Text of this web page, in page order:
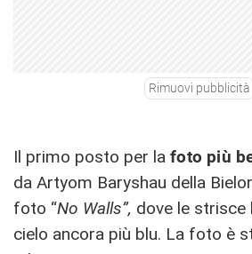
Rimuovi pubblicità
Il primo posto per la foto più
da Artyom Baryshau della
foto “No Walls”, dove le strisce
cielo ancora più blu. La foto è